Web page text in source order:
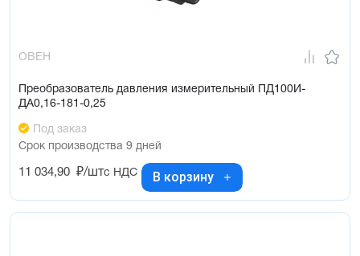
ОВЕН
Преобразователь давления измерительный ПД100И-
ДА0,16-181-0,25
Под заказ
Срок производства 9 дней
11 034,90 ₽/штс НДС В корзину